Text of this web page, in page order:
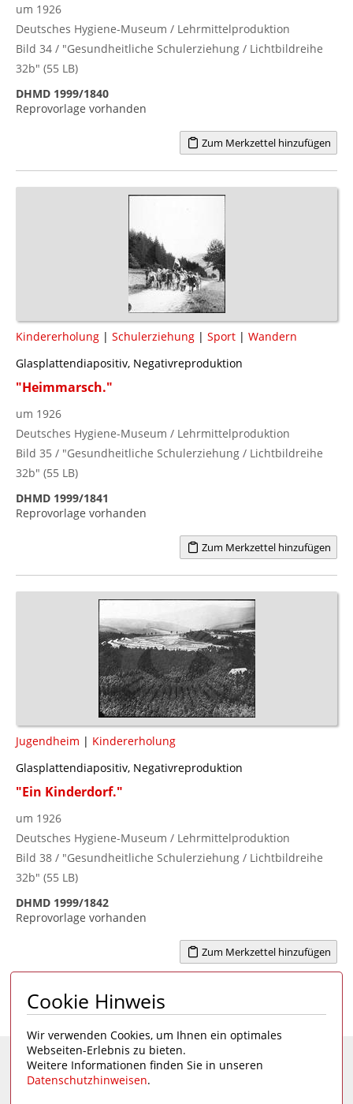
um 1926
Deutsches Hygiene-Museum / Lehrmittelproduktion
Bild 34 / "Gesundheitliche Schulerziehung / Lichtbildreihe
32b" (55 LB)
DHMD 1999/1840
Reprovorlage vorhanden
Zum Merkzettel hinzufügen
Kindererholung | Schulerziehung | Sport | Wandern
Glasplattendiapositiv, Negativreproduktion
"Heimmarsch."
um 1926
Deutsches Hygiene-Museum / Lehrmittelproduktion
Bild 35 / "Gesundheitliche Schulerziehung / Lichtbildreihe
32b" (55 LB)
DHMD 1999/1841
Reprovorlage vorhanden
Zum Merkzettel hinzufügen
Jugendheim | Kindererholung
Glasplattendiapositiv, Negativreproduktion
"Ein Kinderdorf."
um 1926
Deutsches Hygiene-Museum / Lehrmittelproduktion
Bild 38 / "Gesundheitliche Schulerziehung / Lichtbildreihe
32b" (55 LB)
DHMD 1999/1842
Reprovorlage vorhanden
Zum Merkzettel hinzufügen
Seite 1 von 2 1 >
Eine Seite desDeutschen Hygiene-Museums
Cookie Hinweis
Wir verwenden Cookies, um Ihnen ein optimales
Webseiten-Erlebnis zu bieten.
Weitere Informationen finden Sie in unseren
Datenschutzhinweisen.